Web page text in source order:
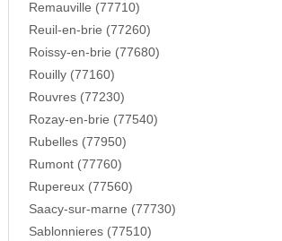
Remauville (77710)
Reuil-en-brie (77260)
Roissy-en-brie (77680)
Rouilly (77160)
Rouvres (77230)
Rozay-en-brie (77540)
Rubelles (77950)
Rumont (77760)
Rupereux (77560)
Saacy-sur-marne (77730)
Sablonnieres (77510)